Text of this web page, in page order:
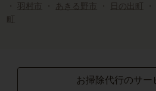
・ 羽村市 ・ あきる野市 ・ 日の出町 ・
町
お掃除代行のサー